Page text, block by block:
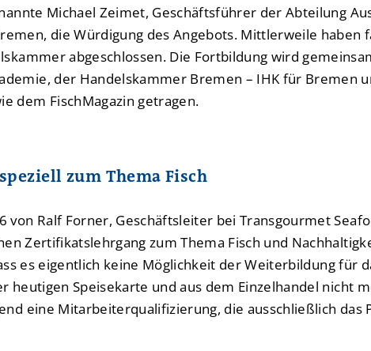
Michael Zeimet, Geschäftsführer der Abteilung
die Würdigung des Angebots. Mittlerweile haben
abgeschlossen. Die Fortbildung wird
der Handelskammer Bremen – IHK für Bremen
dem FischMagazin getragen.
zum Thema Fisch
von Ralf Forner, Geschäftsleiter bei Transgourmet
Zertifikatslehrgang zum Thema Fisch und
es eigentlich keine Möglichkeit der Weiterbildung für
heutigen Speisekarte und aus dem Einzelhandel nicht
eine Mitarbeiterqualifizierung, die ausschließlich das